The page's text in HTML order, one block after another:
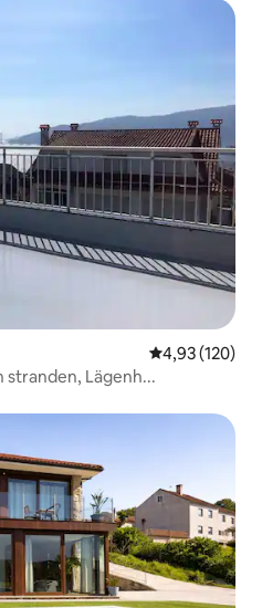
4,93 av 5 i
4,93 (120)
Lägenh...